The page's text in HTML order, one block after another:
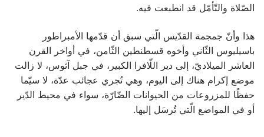
الصّلاة والتّأمّل قد انطبعت فيه.
هذا وأنّ جمجمة القدّيس الّتي سبق أن قدّمها الأمبراطور
باسيليوس الثّاني وأخوه قسطنطين الثّامن، في أواخر القرن
العاشر الميلاديّ، إلى دير اللّافرا الكبير، في جبل آثوس، لا زالت
موضع إكرام هناك إلى اليوم، وهي تُجري عجائب عدّة، لا سيّما
حفظًا للمزروعات من الحيوانات الضّارّة، سواء في محيط الدّير
أو في المواضع الّتي تُرسَل إليها.